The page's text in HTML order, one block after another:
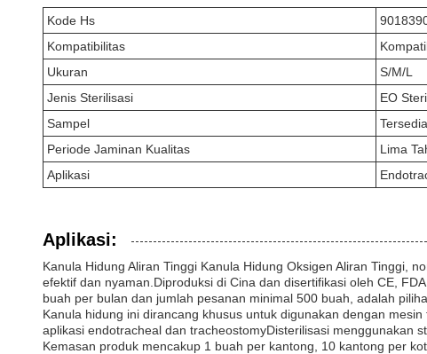
Kode Hs
Kompatibilitas
Ukuran
S/M/L
Jenis Sterilisasi
EO
Sampel
Tersedia
Periode Jaminan Kualitas
Lima
Aplikasi
Aplikasi:
Kanula Hidung Aliran Tinggi Kanula Hidung Oksigen Aliran Tinggi,
efektif dan nyaman.Diproduksi di Cina dan disertifikasi oleh CE,
buah per bulan dan jumlah pesanan minimal 500 buah, adalah
Kanula hidung ini dirancang khusus untuk digunakan dengan
aplikasi endotracheal dan tracheostomyDisterilisasi menggunakan
Kemasan produk mencakup 1 buah per kantong, 10 kantong per